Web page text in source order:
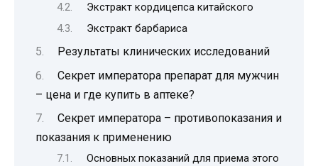
Экстракт кордицепса китайского
Экстракт барбариса
Результаты клинических исследований
Секрет императора препарат для мужчин
– цена и где купить в аптеке?
Секрет императора – противопоказания и
показания к применению
Основных показаний для приема этого